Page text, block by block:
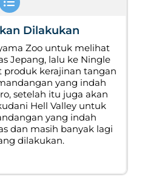
Dilakukan
Zoo untuk melihat
Jepang, lalu ke Ningle
produk kerajinan tangan
yang indah
setelah itu juga akan
Hell Valley untuk
yang indah
dan masih banyak lagi
dilakukan.